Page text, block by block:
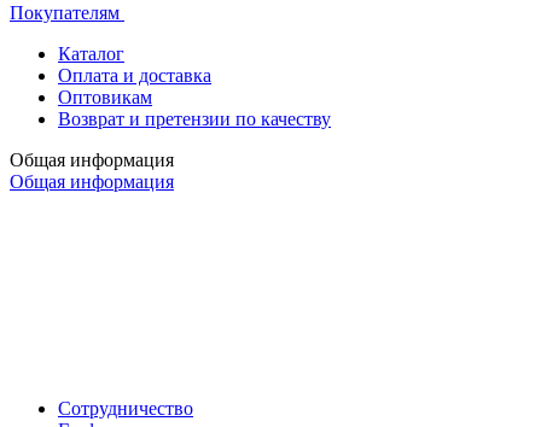
Покупателям
Каталог
Оплата и доставка
Оптовикам
Возврат и претензии по качеству
Общая информация
Общая информация
Сотрудничество